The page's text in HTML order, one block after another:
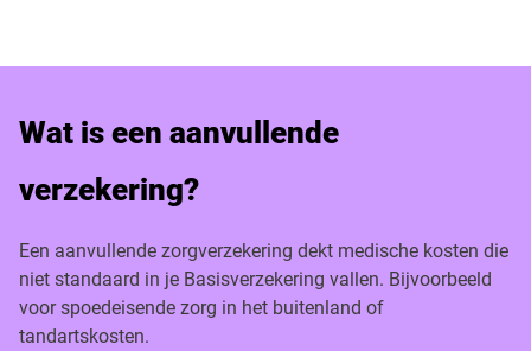
Wat is een aanvullende
verzekering?
Een aanvullende zorgverzekering dekt medische kosten die
niet standaard in je Basisverzekering vallen. Bijvoorbeeld
voor spoedeisende zorg in het buitenland of
tandartskosten.